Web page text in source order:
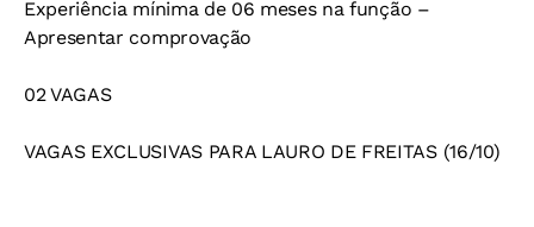
Experiência mínima de 06 meses na função –
Apresentar comprovação
02 VAGAS
VAGAS EXCLUSIVAS PARA LAURO DE FREITAS (16/10)